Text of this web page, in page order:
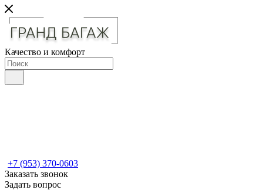
Качество и комфорт
+7 (953) 370-0603
Заказать звонок
Задать вопрос